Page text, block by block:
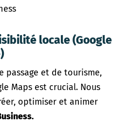
locale (Google
passage et de tourisme,
Maps est crucial. Nous
optimiser et animer